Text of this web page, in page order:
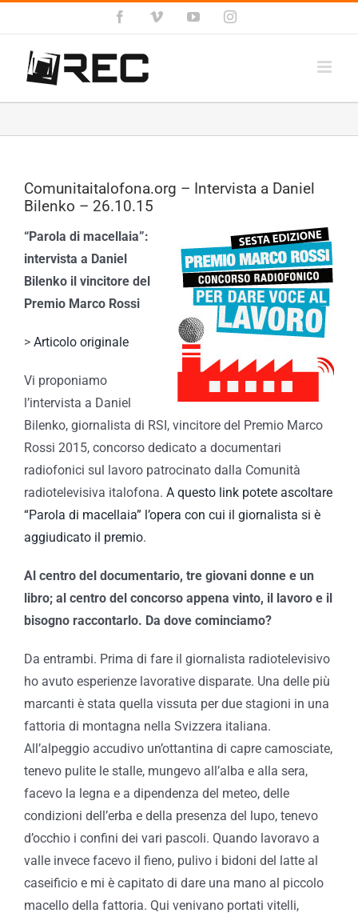
al
contenuto
FacebookVimeo YouTubeInstagram
Comunitaitalofona.org – Intervista a Daniel
Bilenko – 26.10.15
“Parola di macellaia”:
intervista a Daniel
Bilenko il vincitore del
Premio Marco Rossi
> Articolo originale
Vi proponiamo
l’intervista a Daniel
Bilenko, giornalista di RSI, vincitore del Premio Marco
Rossi 2015, concorso dedicato a documentari
radiofonici sul lavoro patrocinato dalla Comunità
radiotelevisiva italofona. A questo link potete ascoltare
“Parola di macellaia” l’opera con cui il giornalista si è
aggiudicato il premio.
Al centro del documentario, tre giovani donne e un
libro; al centro del concorso appena vinto, il lavoro e il
bisogno raccontarlo. Da dove cominciamo?
Da entrambi. Prima di fare il giornalista radiotelevisivo
ho avuto esperienze lavorative disparate. Una delle più
marcanti è stata quella vissuta per due stagioni in una
fattoria di montagna nella Svizzera italiana.
All’alpeggio accudivo un’ottantina di capre camosciate,
tenevo pulite le stalle, mungevo all’alba e alla sera,
facevo la legna e a dipendenza del meteo, delle
condizioni dell’erba e della presenza del lupo, tenevo
d’occhio i confini dei vari pascoli. Quando lavoravo a
valle invece facevo il fieno, pulivo i bidoni del latte al
caseificio e mi è capitato di dare una mano al piccolo
macello della fattoria. Qui venivano portati vitelli,